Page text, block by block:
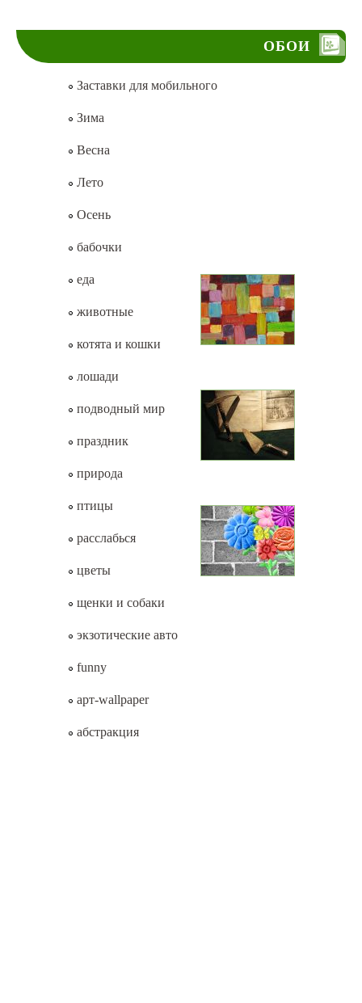
ОБОИ
Заставки для мобильного
Зима
Весна
Лето
Осень
бабочки
еда
животные
котята и кошки
лошади
подводный мир
праздник
природа
птицы
расслабься
цветы
щенки и собаки
экзотические авто
funny
арт-wallpaper
абстракция